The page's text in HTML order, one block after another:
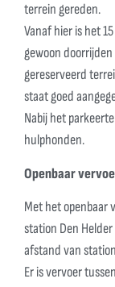
terrein gereden.
Vanaf hier is het
gewoon
gereserveerd
staat goed
Nabij het
hulphonden.
Openbaar
Met het openbaar
station Den
afstand van
Eris vervoer